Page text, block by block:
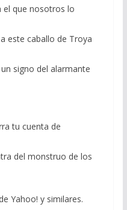
el que nosotros lo
este caballo de Troya
signo del alarmante
tu cuenta de
del monstruo de los
Yahoo! y similares.